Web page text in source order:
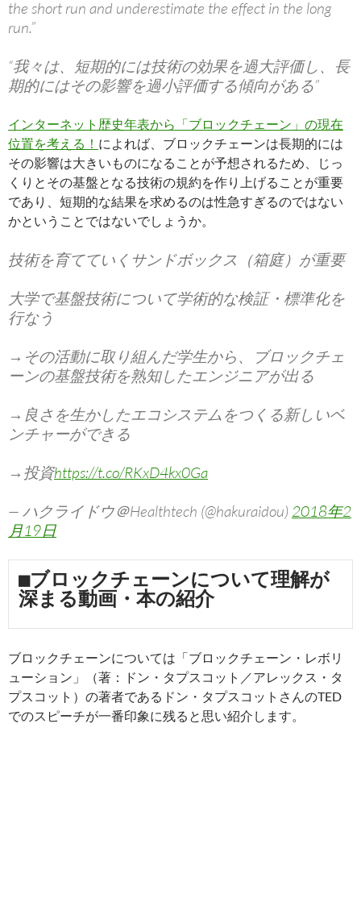
the short run and underestimate the effect in the long
run.”
“我々は、短期的には技術の効果を過大評価し、長
期的にはその影響を過小評価する傾向がある”
インターネット歴史年表から「ブロックチェーン」の現在
位置を考える！ によれば、ブロックチェーンは長期的には
その影響は大きいものになることが予想されるため、じっ
くりとその基盤となる技術の規約を作り上げることが重要
であり、短期的な結果を求めるのは性急すぎるのではない
かということではないでしょうか。
技術を育てていくサンドボックス（箱庭）が重要
大学で基盤技術について学術的な検証・標準化を
行なう
→その活動に取り組んだ学生から、ブロックチェ
ーンの基盤技術を熟知したエンジニアが出る
→良さを生かしたエコシステムをつくる新しいベ
ンチャーができる
→投資https://t.co/RKxD4kx0Ga
— ハクライドウ＠Healthtech (@hakuraidou) 2018年2
月19日
■ブロックチェーンについて理解が
深まる動画・本の紹介
ブロックチェーンについては「ブロックチェーン・レボリ
ューション」（著：ドン・タプスコット／アレックス・タ
プスコット）の著者であるドン・タプスコットさんのTED
でのスピーチが一番印象に残ると思い紹介します。